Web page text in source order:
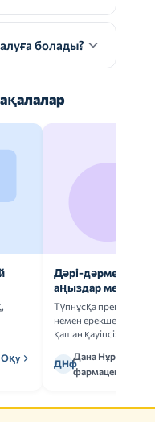
болады?
Оқу
Дәрі-дәрмек
аңыздар мен
Түпнұсқа
немен ерекшеленеді
қашан қауіпсіз.
ДНф
Дана
фармацевт